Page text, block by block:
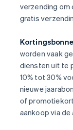
verzending
gratis
worden vaak
diensten uit te
10% tot 30%
nieuwe
of
aankoop via de